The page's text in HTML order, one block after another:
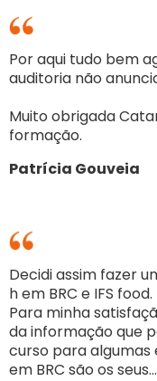
Por aqui tudo bem
auditoria não
Muito obrigada
formação.
Patrícia Gouveia
Decidi assim fazer
h em BRC e IFS food.
Para minha
da informação que
curso para algumas
em BRC são os